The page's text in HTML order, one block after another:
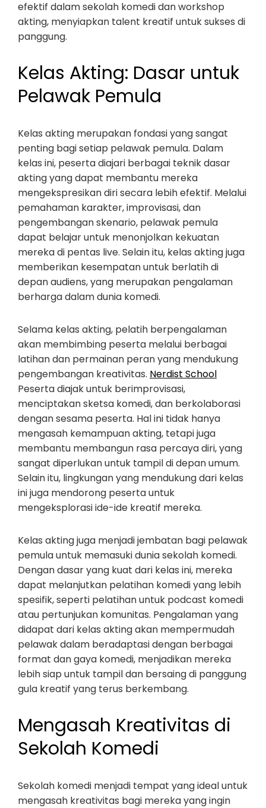
efektif dalam sekolah komedi dan workshop
akting, menyiapkan talent kreatif untuk sukses di
panggung.
Kelas Akting: Dasar untuk
Pelawak Pemula
Kelas akting merupakan fondasi yang sangat
penting bagi setiap pelawak pemula. Dalam
kelas ini, peserta diajari berbagai teknik dasar
akting yang dapat membantu mereka
mengekspresikan diri secara lebih efektif. Melalui
pemahaman karakter, improvisasi, dan
pengembangan skenario, pelawak pemula
dapat belajar untuk menonjolkan kekuatan
mereka di pentas live. Selain itu, kelas akting juga
memberikan kesempatan untuk berlatih di
depan audiens, yang merupakan pengalaman
berharga dalam dunia komedi.
Selama kelas akting, pelatih berpengalaman
akan membimbing peserta melalui berbagai
latihan dan permainan peran yang mendukung
pengembangan kreativitas. Nerdist School
Peserta diajak untuk berimprovisasi,
menciptakan sketsa komedi, dan berkolaborasi
dengan sesama peserta. Hal ini tidak hanya
mengasah kemampuan akting, tetapi juga
membantu membangun rasa percaya diri, yang
sangat diperlukan untuk tampil di depan umum.
Selain itu, lingkungan yang mendukung dari kelas
ini juga mendorong peserta untuk
mengeksplorasi ide-ide kreatif mereka.
Kelas akting juga menjadi jembatan bagi pelawak
pemula untuk memasuki dunia sekolah komedi.
Dengan dasar yang kuat dari kelas ini, mereka
dapat melanjutkan pelatihan komedi yang lebih
spesifik, seperti pelatihan untuk podcast komedi
atau pertunjukan komunitas. Pengalaman yang
didapat dari kelas akting akan mempermudah
pelawak dalam beradaptasi dengan berbagai
format dan gaya komedi, menjadikan mereka
lebih siap untuk tampil dan bersaing di panggung
gula kreatif yang terus berkembang.
Mengasah Kreativitas di
Sekolah Komedi
Sekolah komedi menjadi tempat yang ideal untuk
mengasah kreativitas bagi mereka yang ingin